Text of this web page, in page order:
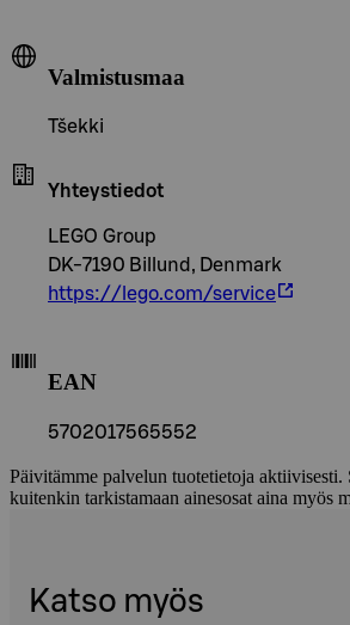
Valmistusmaa
Tšekki
Yhteystiedot
LEGO Group
DK-7190 Billund, Denmark
https://lego.com/service
EAN
5702017565552
Päivitämme palvelun tuotetietoja aktiivisesti.
kuitenkin tarkistamaan ainesosat aina myös
Katso myös